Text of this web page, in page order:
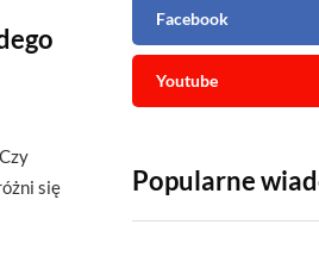
się
Facebook
Youtube
Popularne